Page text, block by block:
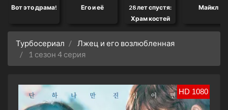
Вот это драма! Его и её
28 лет спустя:
Храм костей
Майкл
Турбосериал
Лжец и его возлюбленная
1 сезон 4 серия
HD 1080